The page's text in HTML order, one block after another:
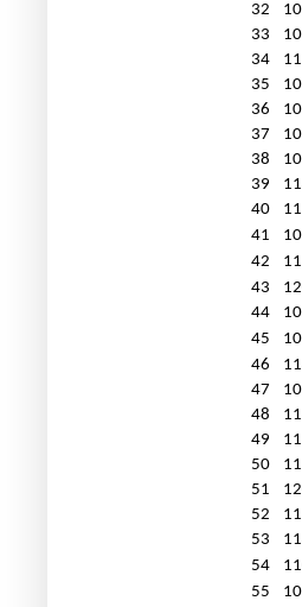
32
33
34
35
36
37
38
39
40
41
42
43
44
45
46
47
48
49
50
51
52
53
54
55